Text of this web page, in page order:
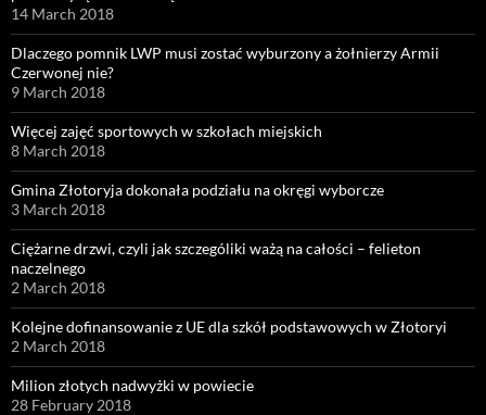
14 March 2018
Dlaczego pomnik LWP musi zostać wyburzony a żołnierzy Armii
Czerwonej nie?
9 March 2018
Więcej zajęć sportowych w szkołach miejskich
8 March 2018
Gmina Złotoryja dokonała podziału na okręgi wyborcze
3 March 2018
Ciężarne drzwi, czyli jak szczególiki ważą na całości – felieton
naczelnego
2 March 2018
Kolejne dofinansowanie z UE dla szkół podstawowych w Złotoryi
2 March 2018
Milion złotych nadwyżki w powiecie
28 February 2018